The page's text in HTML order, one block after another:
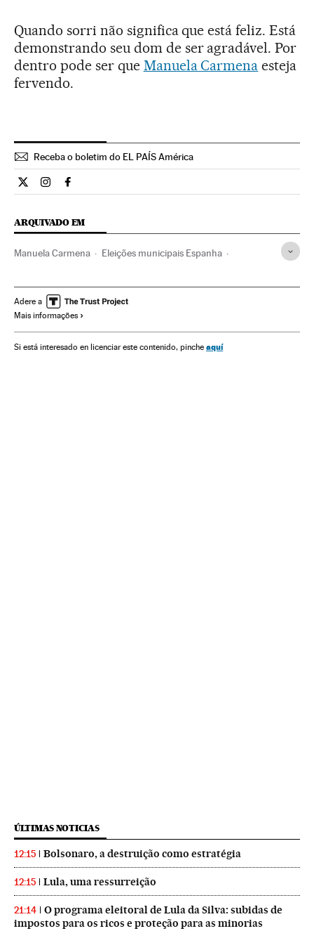
Quando sorri não significa que está feliz. Está
demonstrando seu dom de ser agradável. Por
dentro pode ser que Manuela Carmena esteja
fervendo.
Receba o boletim do EL PAÍS América
Internacional El País Brasil en Twitter
Internacional El País Brasil en Instagram
Internacional El País Brasil en Facebook
ARQUIVADO EM
Manuela Carmena Eleições municipais Espanha
Resultados eleitorais Coligações eleitorais
Ahora Madrid
Podemos Madrid Ganemos Podemos
Adere a
Mais informações
Si está interesado en licenciar este contenido, pinche aquí
ÚLTIMAS NOTICIAS
12:15 Bolsonaro, a destruição como estratégia
12:15 Lula, uma ressurreição
21:14
O programa eleitoral de Lula da Silva: subidas de
impostos para os ricos e proteção para as minorias